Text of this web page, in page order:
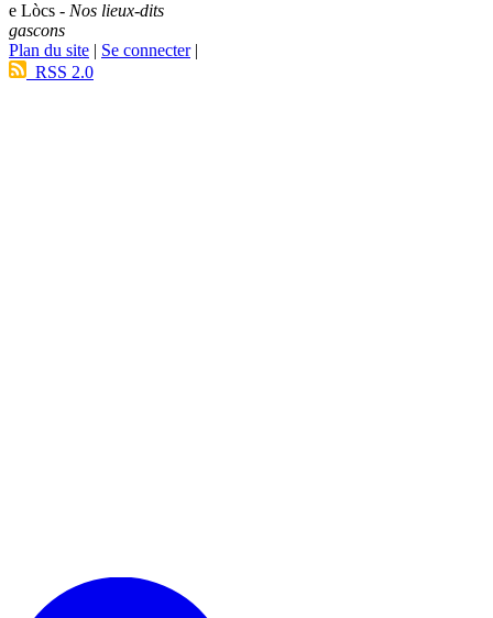
e Lòcs - Nos lieux-dits
gascons
Plan du site | Se connecter|
RSS 2.0